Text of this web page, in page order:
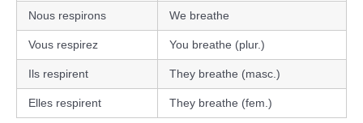
Nous respirons We breathe
Vous respirez You breathe (plur.)
Ils respirent They breathe (masc.)
Elles respirent They breathe (fem.)